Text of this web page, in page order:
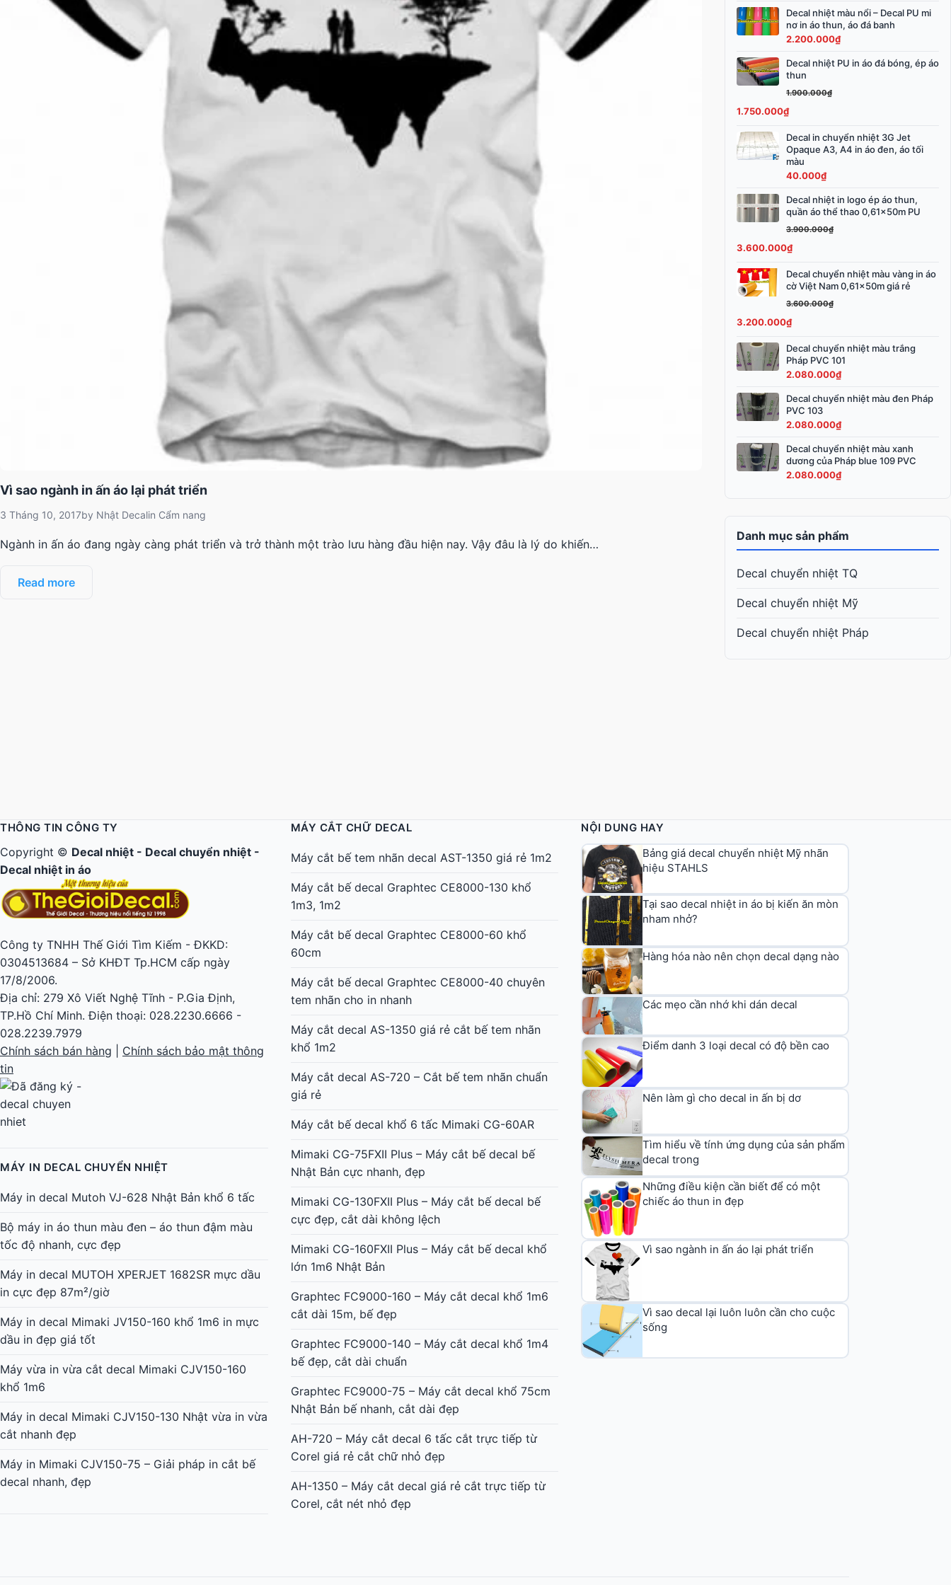
Vì sao ngành in ấn áo lại phát triển
3 Tháng 10, 2017by Nhật Decalin Cẩm nang
Ngành in ấn áo đang ngày càng phát triển và trở thành một trào lưu hàng đầu hiện nay. Vậy đâu là lý do khiến…
Read more
3.800.000₫.Decal nhiệt màu nổi – Decal PU mi
nơ in áo thun, áo đá banh
2.200.000₫
Decal nhiệt PU in áo đá bóng, ép áo
thun
1.900.000₫
Giá
gốc
1.900.000₫.
1.750.000₫
Giá
hiện
là:
1.750.000₫.Decal in chuyển nhiệt 3G Jet
Opaque A3, A4 in áo đen, áo tối
màu
40.000₫
Decal nhiệt in logo ép áo thun,
quần áo thể thao 0,61x50m PU
3.900.000₫
Giá
gốc
3.900.000₫.
3.600.000₫
Giá
hiện
là:
3.600.000₫.Decal chuyển nhiệt màu vàng in áo
cờ Việt Nam 0,61x50m giá rẻ
3.600.000₫
Giá
gốc
3.600.000₫.
3.200.000₫
Giá
hiện
là:
3.200.000₫.Decal chuyển nhiệt màu trắng
Pháp PVC 101
2.080.000₫
Decal chuyển nhiệt màu đen Pháp
PVC 103
2.080.000₫
Decal chuyển nhiệt màu xanh
dương của Pháp blue 109 PVC
2.080.000₫
Danh mục sản phẩm
Decal chuyển nhiệt TQ
Decal chuyển nhiệt Mỹ
Decal chuyển nhiệt Pháp
THÔNG TIN CÔNG TY
Copyright © Decal nhiệt - Decal chuyển nhiệt -
Decal nhiệt in áo
Công ty TNHH Thế Giới Tìm Kiếm - ĐKKD:
0304513684 – Sở KHĐT Tp.HCM cấp ngày
17/8/2006.
Địa chỉ: 279 Xô Viết Nghệ Tĩnh - P.Gia Định,
TP.Hồ Chí Minh. Điện thoại: 028.2230.6666 -
028.2239.7979
Chính sách bán hàng
Chính sách bảo mật thông
tin
MÁY IN DECAL CHUYỂN NHIỆT
Máy in decal Mutoh VJ-628 Nhật Bản khổ 6 tấc
Bộ máy in áo thun màu đen – áo thun đậm màu
tốc độ nhanh, cực đẹp
Máy in decal MUTOH XPERJET 1682SR mực dầu
in cực đẹp 87m²/giờ
Máy in decal Mimaki JV150-160 khổ 1m6 in mực
dầu in đẹp giá tốt
Máy vừa in vừa cắt decal Mimaki CJV150-160
khổ 1m6
Máy in decal Mimaki CJV150-130 Nhật vừa in vừa
cắt nhanh đẹp
Máy in Mimaki CJV150-75 – Giải pháp in cắt bế
decal nhanh, đẹp
MÁY CẮT CHỮ DECAL
Máy cắt bế tem nhãn decal AST-1350 giá rẻ 1m2
Máy cắt bế decal Graphtec CE8000-130 khổ
1m3, 1m2
Máy cắt bế decal Graphtec CE8000-60 khổ
60cm
Máy cắt bế decal Graphtec CE8000-40 chuyên
tem nhãn cho in nhanh
Máy cắt decal AS-1350 giá rẻ cắt bế tem nhãn
khổ 1m2
Máy cắt decal AS-720 – Cắt bế tem nhãn chuẩn
giá rẻ
Máy cắt bế decal khổ 6 tấc Mimaki CG-60AR
Mimaki CG-75FXII Plus – Máy cắt bế decal bế
Nhật Bản cực nhanh, đẹp
Mimaki CG-130FXII Plus – Máy cắt bế decal bế
cực đẹp, cắt dài không lệch
Mimaki CG-160FXII Plus – Máy cắt bế decal khổ
lớn 1m6 Nhật Bản
Graphtec FC9000-160 – Máy cắt decal khổ 1m6
cắt dài 15m, bế đẹp
Graphtec FC9000-140 – Máy cắt decal khổ 1m4
bế đẹp, cắt dài chuẩn
Graphtec FC9000-75 – Máy cắt decal khổ 75cm
Nhật Bản bế nhanh, cắt dài đẹp
AH-720 – Máy cắt decal 6 tấc cắt trực tiếp từ
Corel giá rẻ cắt chữ nhỏ đẹp
AH-1350 – Máy cắt decal giá rẻ cắt trực tiếp từ
Corel, cắt nét nhỏ đẹp
NỘI DUNG HAY
Bảng giá decal chuyển nhiệt Mỹ nhãn
hiệu STAHLS
Tại sao decal nhiệt in áo bị kiến ăn mòn
nham nhở?
Hàng hóa nào nên chọn decal dạng nào
Các mẹo cần nhớ khi dán decal
Điểm danh 3 loại decal có độ bền cao
Nên làm gì cho decal in ấn bị dơ
Tìm hiểu về tính ứng dụng của sản phẩm
decal trong
Những điều kiện cần biết để có một
chiếc áo thun in đẹp
Vì sao ngành in ấn áo lại phát triển
Vì sao decal lại luôn luôn cần cho cuộc
sống